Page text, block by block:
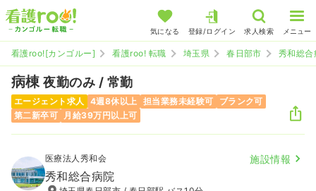
気になる 登録/ログイン 求人検索 メニュー
看護roo![カンゴルー] 看護roo! 転職 埼玉県 春日部市 秀和総合
病棟夜勤のみ / 常勤
エージェント求人 4週8休以上 担当業務未経験可
ブランク可
第二新卒可
月給39万円以上可
医療法人秀和会 施設情報
秀和総合病院